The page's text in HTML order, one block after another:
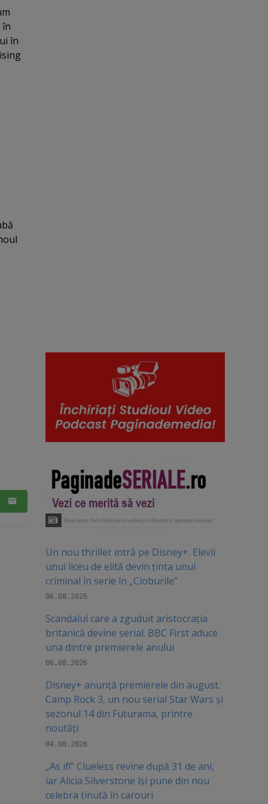
în
în
Un nou thriller intră pe Disney+. Elevii
unui liceu de elită devin ținta unui
criminal în serie în „Cioburile”
06.08.2026
Scandalul care a zguduit aristocrația
britanică devine serial. BBC First aduce
una dintre premierele anului
06.08.2026
Disney+ anunță premierele din august.
Camp Rock 3, un nou serial Star Wars și
sezonul 14 din Futurama, printre
noutăți
04.08.2026
„As if!” Clueless revine după 31 de ani,
iar Alicia Silverstone își pune din nou
celebra ținută în carouri